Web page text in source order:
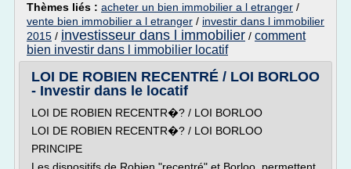
Thèmes liés : acheter un bien immobilier a l etranger /
vente bien immobilier a l etranger / investir dans l immobilier
2015 / investisseur dans l immobilier / comment
bien investir dans l immobilier locatif
LOI DE ROBIEN RECENTRÉ / LOI BORLOO
- Investir dans le locatif
LOI DE ROBIEN RECENTR�? / LOI BORLOO
LOI DE ROBIEN RECENTR�? / LOI BORLOO
PRINCIPE